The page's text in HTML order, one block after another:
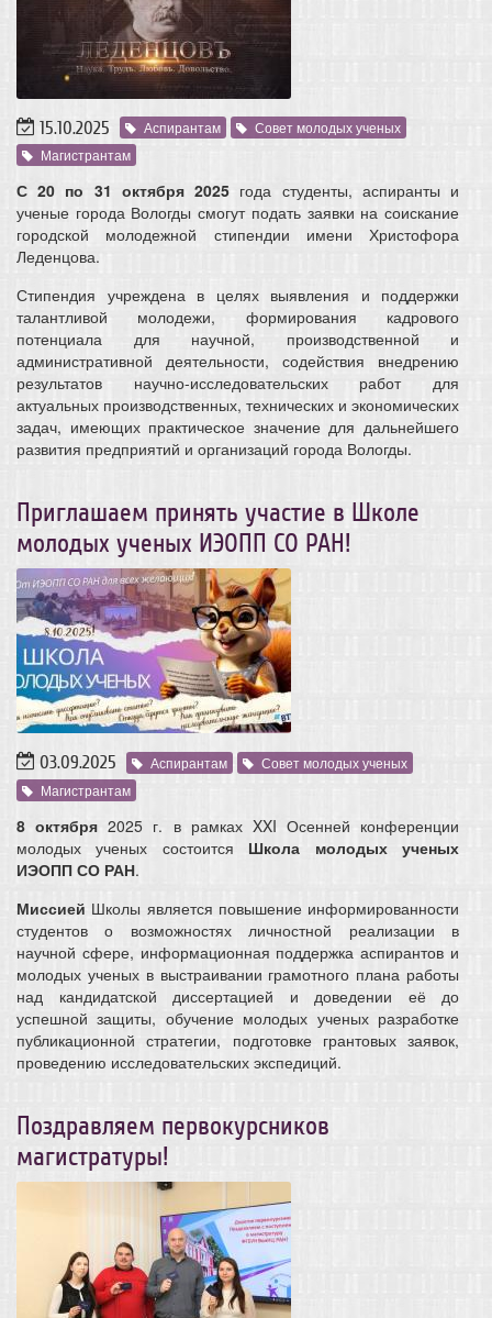
15.10.2025 Аспирантам
Совет молодых ученых
Магистрантам
С 20 по 31 октября 2025 года студенты, аспиранты и
ученые города Вологды смогут подать заявки на соискание
городской молодежной стипендии имени Христофора
Леденцова.
Стипендия учреждена в целях выявления и поддержки
талантливой молодежи, формирования кадрового
потенциала для научной, производственной и
административной деятельности, содействия внедрению
результатов научно-исследовательских работ для
актуальных производственных, технических и экономических
задач, имеющих практическое значение для дальнейшего
развития предприятий и организаций города Вологды.
Приглашаем принять участие в Школе
молодых ученых ИЭОПП СО РАН!
03.09.2025 Аспирантам
Совет молодых ученых
Магистрантам
8 октября 2025 г. в рамках XXI Осенней конференции
молодых ученых состоится Школа молодых ученых
ИЭОПП СО РАН.
Миссией Школы является повышение информированности
студентов о возможностях личностной реализации в
научной сфере, информационная поддержка аспирантов и
молодых ученых в выстраивании грамотного плана работы
над кандидатской диссертацией и доведении её до
успешной защиты, обучение молодых ученых разработке
публикационной стратегии, подготовке грантовых заявок,
проведению исследовательских экспедиций.
Поздравляем первокурсников
магистратуры!